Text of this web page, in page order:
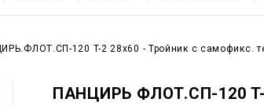
120 T-2 28x60 - Тройник c самофикс.
ПАНЦИРЬ ФЛОТ.СП-120 T-